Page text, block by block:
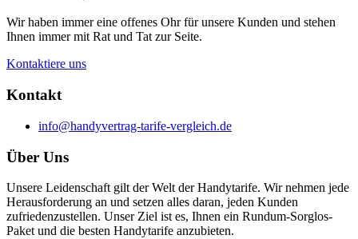
Wir haben immer eine offenes Ohr für unsere Kunden und stehen
Ihnen immer mit Rat und Tat zur Seite.
Kontaktiere uns
Kontakt
info@handyvertrag-tarife-vergleich.de
Über Uns
Unsere Leidenschaft gilt der Welt der Handytarife. Wir nehmen jede
Herausforderung an und setzen alles daran, jeden Kunden
zufriedenzustellen. Unser Ziel ist es, Ihnen ein Rundum-Sorglos-
Paket und die besten Handytarife anzubieten.